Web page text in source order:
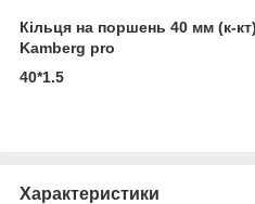
Кільця на поршень 40 мм (к-
Kamberg pro
40*1.5
Характеристики